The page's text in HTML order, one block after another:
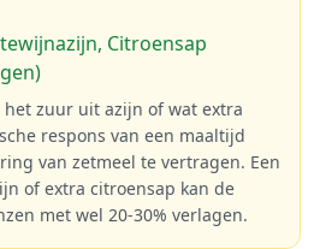
Citroensap
zuur uit azijn of wat extra
respons van een maaltijd
van zetmeel te vertragen. Een
of extra citroensap kan de
met wel 20-30% verlagen.